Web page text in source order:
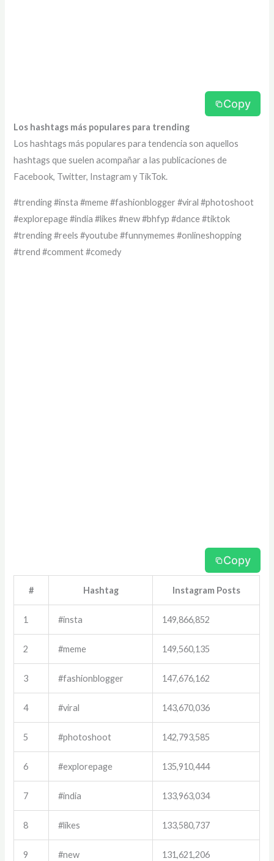
Copy
Los hashtags más populares para trending
Los hashtags más populares para tendencia son aquellos
hashtags que suelen acompañar a las publicaciones de
Facebook, Twitter, Instagram y TikTok.
#trending #insta #meme #fashionblogger #viral #photoshoot
#explorepage #india #likes #new #bhfyp #dance #tiktok
#trending #reels #youtube #funnymemes #onlineshopping
#trend #comment #comedy
Copy
# Hashtag Instagram Posts
1 #insta 149,866,852
2 #meme 149,560,135
3 #fashionblogger 147,676,162
4 #viral 143,670,036
5 #photoshoot 142,793,585
6 #explorepage 135,910,444
7 #india 133,963,034
8 #likes 133,580,737
9 #new 131,621,206